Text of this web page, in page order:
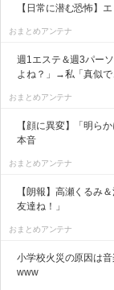
【日常に潜む恐怖】
おまとめアンテナ
週1エステ＆週3パー
よね？」→私「真似で
おまとめアンテナ
【顔に異変】「明ら
本音
おまとめアンテナ
【朗報】高瀬くるみ
友達ね！」
おまとめアンテナ
小学校火災の原因は
www